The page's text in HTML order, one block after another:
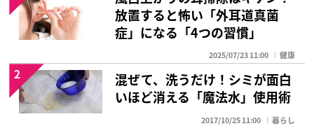
放置すると怖い「外耳道真菌
症」になる「4つの習慣」
2025/07/23 11:00 健康
混ぜて、洗うだけ！シミが面白
いほど消える「魔法水」使用術
2017/10/25 11:00 暮らし
2